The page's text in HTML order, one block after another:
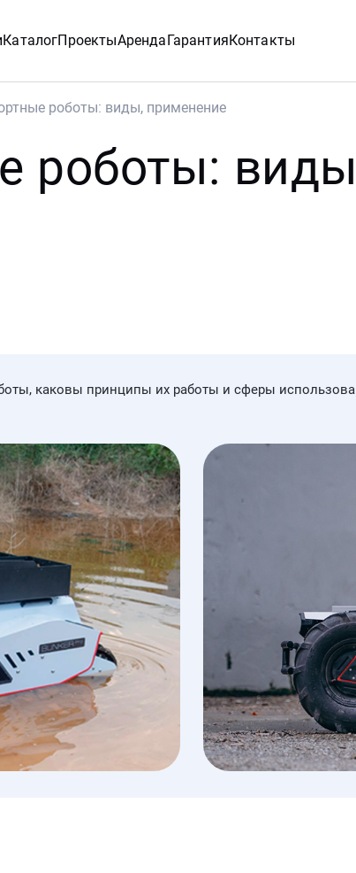
КаталогПроектыАрендаГарантияКонтакты
роботы: виды, применение
роботы:
каковы принципы их работы и сферы